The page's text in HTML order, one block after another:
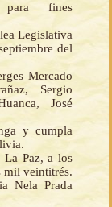
fines
Legislativa
del
Mercado
Sergio
José
y cumpla
La Paz, a los
mil veintitrés.
Nela Prada